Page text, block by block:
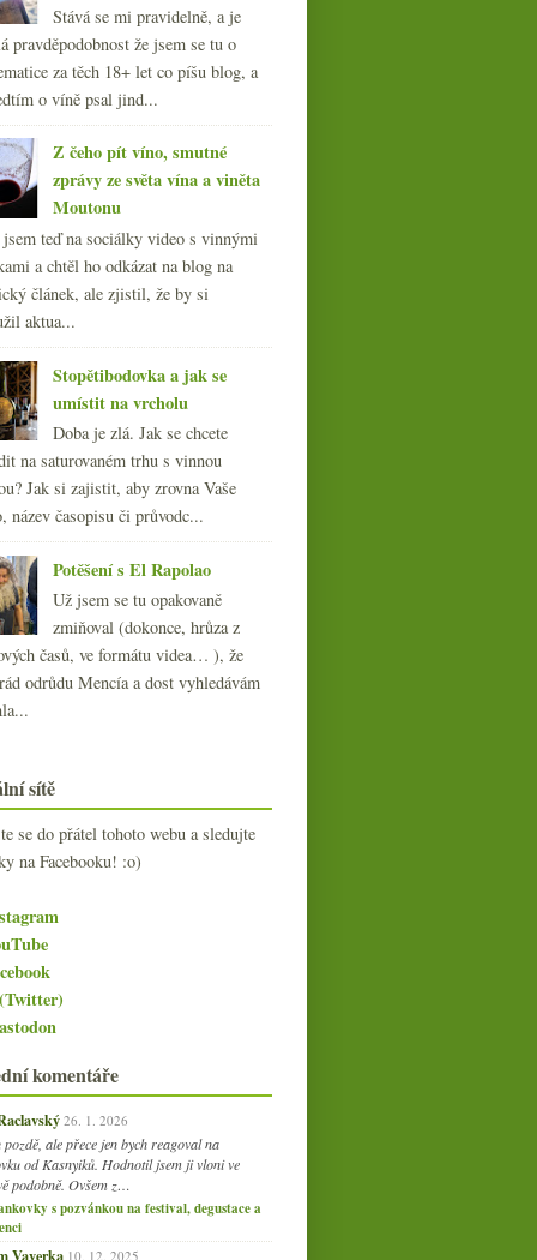
5x Trochu netypické
Maďarsko
Stává se mi pravidelně, a je
pravděpodobnost že jsem se tu o
za těch 18+ let co píšu blog, a
o víně psal jind...
Z čeho pít víno, smutné
zprávy ze světa vína a viněta
Moutonu
teď na sociálky video s vinnými
a chtěl ho odkázat na blog na
článek, ale zjistil, že by si
aktua...
Stopětibodovka a jak se
umístit na vrcholu
Doba je zlá. Jak se chcete
na saturovaném trhu s vinnou
Jak si zajistit, aby zrovna Vaše
název časopisu či průvodc...
Potěšení s El Rapolao
Už jsem se tu opakovaně
zmiňoval (dokonce, hrůza z
časů, ve formátu videa… ), že
odrůdu Mencía a dost vyhledávám
sítě
se do přátel tohoto webu a sledujte
na Facebooku! :o)
komentáře
26. 1. 2026
ale přece jen bych reagoval na
od Kasnyiků. Hodnotil jsem ji vloni ve
podobně. Ovšem z…
s pozvánkou na festival, degustace a
Vaverka 10. 12. 2025